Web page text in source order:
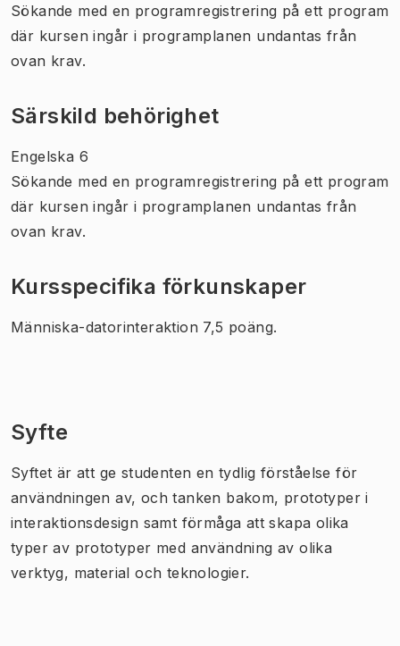
Sökande med en programregistrering på ett program
där kursen ingår i programplanen undantas från
ovan krav.
Särskild behörighet
Engelska 6
Sökande med en programregistrering på ett program
där kursen ingår i programplanen undantas från
ovan krav.
Kursspecifika förkunskaper
Människa-datorinteraktion 7,5 poäng.
Syfte
Syftet är att ge studenten en tydlig förståelse för
användningen av, och tanken bakom, prototyper i
interaktionsdesign samt förmåga att skapa olika
typer av prototyper med användning av olika
verktyg, material och teknologier.